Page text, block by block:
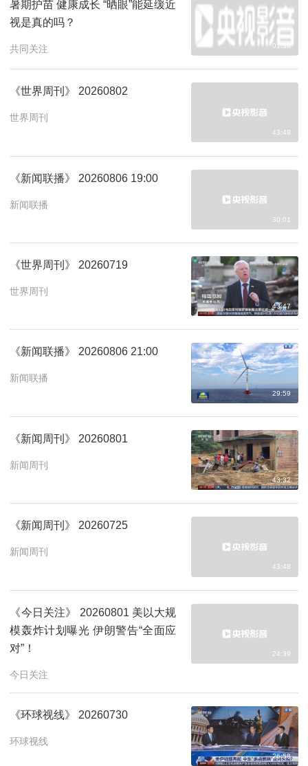
暑期护苗 健康成长 “晒眼”能延缓近
视是真的吗？
共同关注 01:58
《世界周刊》 20260802
世界周刊
43:49
《新闻联播》 20260806 19:00
新闻联播
30:01
《世界周刊》 20260719
世界周刊
43:47
《新闻联播》 20260806 21:00
新闻联播
29:59
《新闻周刊》 20260801
新闻周刊
43:32
《新闻周刊》 20260725
新闻周刊
43:48
《今日关注》 20260801 美以大规
模轰炸计划曝光 伊朗警告“全面应
对”！
今日关注
24:39
《环球视线》 20260730
环球视线
26:58